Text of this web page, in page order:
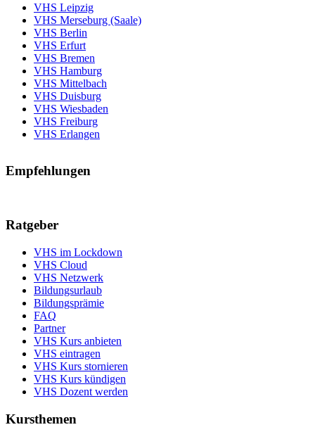
VHS Leipzig
VHS Merseburg (Saale)
VHS Berlin
VHS Erfurt
VHS Bremen
VHS Hamburg
VHS Mittelbach
VHS Duisburg
VHS Wiesbaden
VHS Freiburg
VHS Erlangen
Empfehlungen
Ratgeber
VHS im Lockdown
VHS Cloud
VHS Netzwerk
Bildungsurlaub
Bildungsprämie
FAQ
Partner
VHS Kurs anbieten
VHS eintragen
VHS Kurs stornieren
VHS Kurs kündigen
VHS Dozent werden
Kursthemen